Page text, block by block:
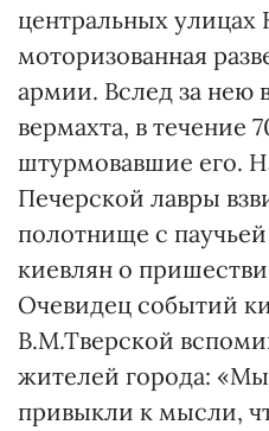
центральных улицах
моторизованная
армии. Вслед за нею
вермахта, в течение
штурмовавшие его.
Печерской лавры
полотнище с
киевлян о
Очевидец событий
В.М.Тверской
жителей города: «Мы
привыкли к мысли,